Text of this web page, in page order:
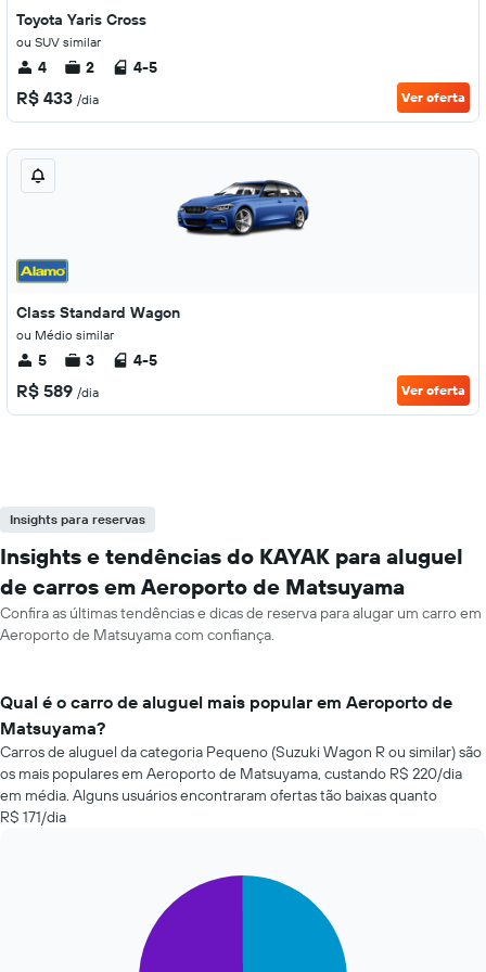
Toyota Yaris Cross
ou SUV similar
4 2 4-5
R$ 433 /dia Ver oferta
Class Standard Wagon
ou Médio similar
5 3 4-5
R$ 589 /dia Ver oferta
Insights para reservas
Insights e tendências do KAYAK para aluguel
de carros em Aeroporto de Matsuyama
Confira as últimas tendências e dicas de reserva para alugar um carro em
Aeroporto de Matsuyama com confiança.
Qual é o carro de aluguel mais popular em Aeroporto de
Matsuyama?
Carros de aluguel da categoria Pequeno (Suzuki Wagon R ou similar) são
os mais populares em Aeroporto de Matsuyama, custando R$ 220/dia
em média. Alguns usuários encontraram ofertas tão baixas quanto
R$ 171/dia